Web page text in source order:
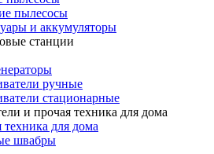
пылесосы
и аккумуляторы
станции
ручные
стационарные
и прочая техника для дома
техника для дома
швабры